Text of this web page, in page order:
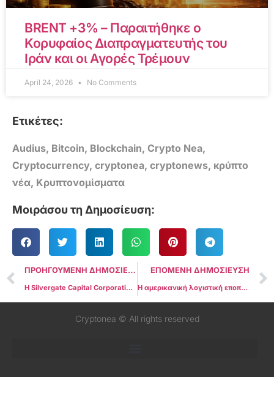
BRENT +3% – Παραιτήθηκε ο
Κορυφαίος Διαπραγματευτής του
Ιράν και οι Αγορές Τρέμουν
April 24, 2026 No Comments
Ετικέτες:
Audius, Bitcoin, Blockchain, Crypto Nea,
Cryptocurrency, cryptonea, cryptonews, κρύπτο
νέα, Κρυπτονομίσματα
Μοιράσου τη Δημοσίευση:
ΠΡΟΗΓΟΥΜΕΝΗ ΔΗΜΟΣΙΕΥΣΗ
Η Silvergate Capital Corporation θα “ρευστοποιήσει” εθελοντικά την Silvergate Bank
ΕΠΟΜΕΝΗ ΔΗΜΟΣΙΕΥΣΗ
Η αμερικανική λογιστική εποπτεία προειδοποιεί τους επενδυτές για τις εκθέσεις proof-of-reserves
Cryptonea © All rights reserved